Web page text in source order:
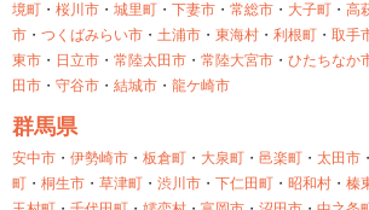
境町 ・ 桜川市 ・ 城里町 ・ 下妻市 ・ 常総市 ・ 大子町 ・ 高
市 ・ つくばみらい市 ・ 土浦市 ・ 東海村 ・ 利根町 ・ 取手
東市 ・ 日立市 ・ 常陸太田市 ・ 常陸大宮市 ・ ひたちなか
田市 ・ 守谷市 ・ 結城市 ・ 龍ケ崎市
群馬県
安中市 ・ 伊勢崎市 ・ 板倉町 ・ 大泉町 ・ 邑楽町 ・ 太田市 ・
町 ・ 桐生市 ・ 草津町 ・ 渋川市 ・ 下仁田町 ・ 昭和村 ・ 榛